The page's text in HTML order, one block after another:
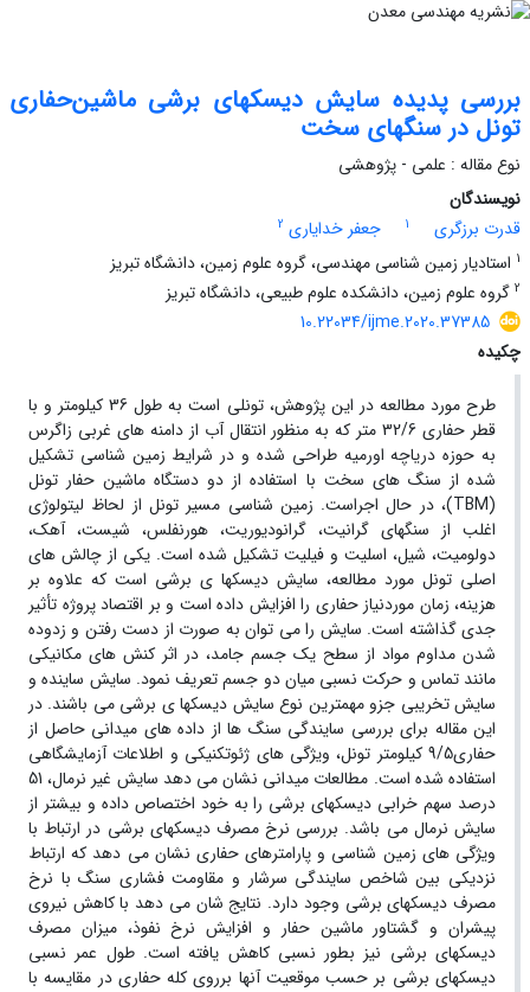
بررسی پدیده سایش دیسکهای برشی ماشین‌حفاری
تونل در سنگهای سخت
نوع مقاله : علمی - پژوهشی
نویسندگان
قدرت برزگری
1 جعفر خدایاری 2
1 استادیار زمین شناسی مهندسی، گروه علوم زمین، دانشگاه تبریز
2 گروه علوم زمین، دانشکده علوم طبیعی، دانشگاه تبریز
10.22034/ijme.2020.37385
چکیده
طرح مورد مطالعه در این پژوهش، تونلی است به طول 36 کیلومتر و با
قطر حفاری 32/6 متر که به منظور انتقال آب از دامنه های غربی زاگرس
به حوزه دریاچه اورمیه طراحی شده و در شرایط زمین شناسی تشکیل
شده از سنگ های سخت با استفاده از دو دستگاه ماشین حفار تونل
(TBM)، در حال اجراست. زمین شناسی مسیر تونل از لحاظ لیتولوژی
اغلب از سنگهای گرانیت، گرانودیوریت، هورنفلس، شیست، آهک،
دولومیت، شیل، اسلیت و فیلیت تشکیل شده است. یکی از چالش های
اصلی تونل مورد مطالعه، سایش دیسکها ی برشی است که علاوه بر
هزینه، زمان موردنیاز حفاری را افزایش داده است و بر اقتصاد پروژه تأثیر
جدی گذاشته است. سایش را می توان به صورت از دست رفتن و زدوده
شدن مداوم مواد از سطح یک جسم جامد، در اثر کنش های مکانیکی
مانند تماس و حرکت نسبی میان دو جسم تعریف نمود. سایش ساینده و
سایش تخریبی جزو مهمترین نوع سایش دیسکها ی برشی می باشند. در
این مقاله برای بررسی سایندگی سنگ ها از داده های میدانی حاصل از
حفاری9/5 کیلومتر تونل، ویژگی های ژئوتکنیکی و اطلاعات آزمایشگاهی
استفاده شده است. مطالعات میدانی نشان می دهد سایش غیر نرمال، 51
درصد سهم خرابی دیسکهای برشی را به خود اختصاص داده و بیشتر از
سایش نرمال می باشد. بررسی نرخ مصرف دیسکهای برشی در ارتباط با
ویژگی های زمین شناسی و پارامترهای حفاری نشان می دهد که ارتباط
نزدیکی بین شاخص سایندگی سرشار و مقاومت فشاری سنگ با نرخ
مصرف دیسکهای برشی وجود دارد. نتایج شان می دهد با کاهش نیروی
پیشران و گشتاور ماشین حفار و افزایش نرخ نفوذ، میزان مصرف
دیسکهای برشی نیز بطور نسبی کاهش یافته است. طول عمر نسبی
دیسکهای برشی بر حسب موقعیت آنها برروی کله حفاری در مقایسه با